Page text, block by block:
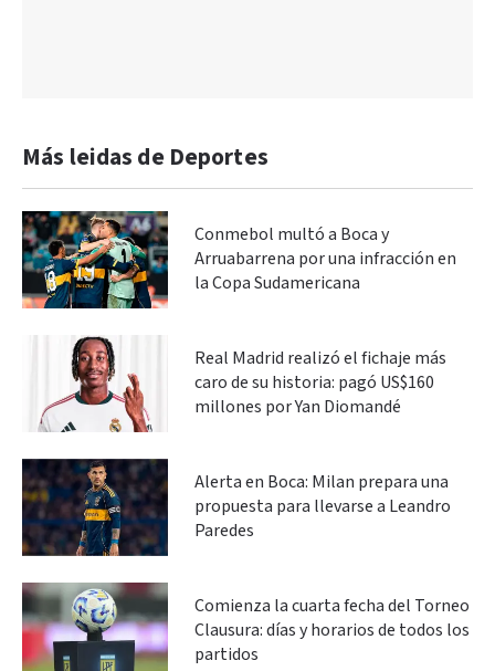
Más leidas de Deportes
Conmebol multó a Boca y
Arruabarrena por una infracción en
la Copa Sudamericana
Real Madrid realizó el fichaje más
caro de su historia: pagó US$160
millones por Yan Diomandé
Alerta en Boca: Milan prepara una
propuesta para llevarse a Leandro
Paredes
Comienza la cuarta fecha del Torneo
Clausura: días y horarios de todos los
partidos